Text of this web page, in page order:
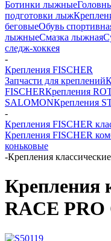
Ботинки лыжные
подготовки лыж
беговыеОбувь
лыжныеСмазка лыжная
следж-хоккея
-
Крепления FISCHER
Запчасти для креплений
FISCHERКрепления
SALOMONКрепления
-
Крепления FISCHER
Крепления FISCHER
коньковые
-Крепления
Крепления
RACE